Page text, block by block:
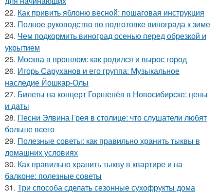
22. Как привить яблоню весной: пошаговая инструкция
23. Полное руководство по подготовке винограда к зиме
24. Чем подкормить виноград осенью перед обрезкой и
укрытием
25. Москва в прошлом: как родился и вырос город
26. Игорь Саруханов и его группа: Музыкальное
наследие Йошкар-Олы
27. Билеты на концерт Горшенёв в Новосибирске: цены
и даты
28. Песни Элвина Грея в столице: что слушатели любят
больше всего
29. Полезные советы: как правильно хранить тыквы в
домашних условиях
30. Как правильно хранить тыкву в квартире и на
балконе: полезные советы
31. Три способа сделать сезонные сухофрукты дома